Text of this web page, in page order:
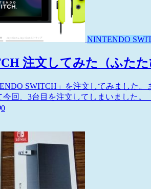
NINTENDO
注文してみた（ふたた
SWITCH」を注文してみました
今回、3台目を注文してしまいました
0